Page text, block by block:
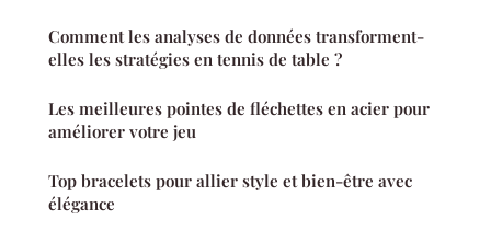
Comment les analyses de données transforment-
elles les stratégies en tennis de table ?
Les meilleures pointes de fléchettes en acier pour
améliorer votre jeu
Top bracelets pour allier style et bien-être avec
élégance